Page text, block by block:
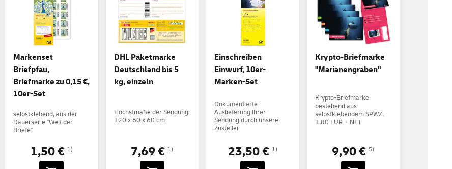
Markenset
Briefpfau,
Briefmarke zu 0,15 €,
10er-Set
selbstklebend, aus der
Dauerserie "Welt der
Briefe"
1,50 € 1)
DHL Paketmarke
Deutschland bis 5
kg, einzeln
Höchstmaße der Sendung:
120 x 60 x 60 cm
7,69 € 1)
Einschreiben
Einwurf, 10er-
Marken-Set
Dokumentierte
Auslieferung Ihrer
Sendung durch unsere
Zusteller
23,50 € 1)
Krypto-Briefmarke
"Marianengraben"
Krypto-Briefmarke
bestehend aus
selbstklebendem SPWZ,
1,80 EUR + NFT
9,90 € 5)